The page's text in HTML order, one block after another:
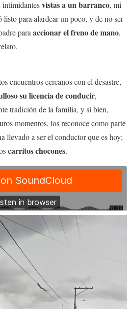
intimidantesvistas a un barranco, mi
para alardear un poco, y de no ser
para accionar el freno de mano,
encuentros cercanos con el desastre,
su licencia de conducir,
tradición de la familia, y si bien,
momentos, los reconoce como parte
llevado a ser el conductor que es hoy;
carritos chocones.